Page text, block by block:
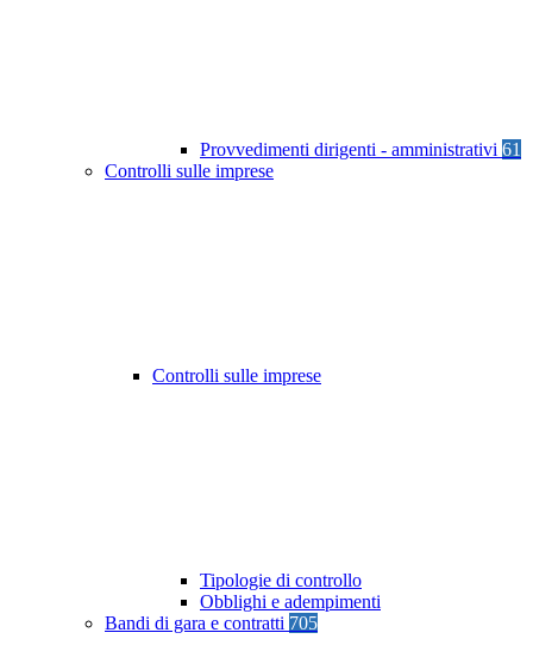
Provvedimenti dirigenti - amministrativi 61
Controlli sulle imprese
Controlli sulle imprese
Tipologie di controllo
Obblighi e adempimenti
Bandi di gara e contratti 705